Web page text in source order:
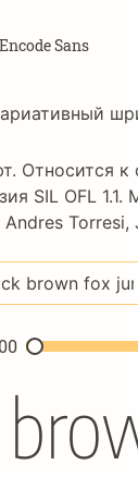
Encode Sans
Относится
SIL OFL 1.1.
Andres Torresi,